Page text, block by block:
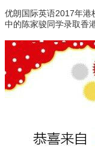
优朗国际英语2017年港
中的陈家骏同学录取香